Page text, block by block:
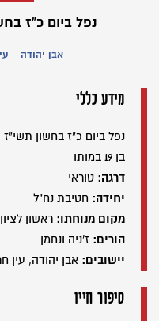
נפל ביום כ"ז בחשון
אבן יהודה
מידע כללי
נפל ביום כ"ז בחשון תשי"ז (01/11/
בן 19 במותו
דרגה: טוראי
יחידה: חטיבת נח"ל
מקום מנוחתו: ראשון
הורים: ז'ניה ונחמן
יישובים: אבן יהודה, עין
סיפור חייו